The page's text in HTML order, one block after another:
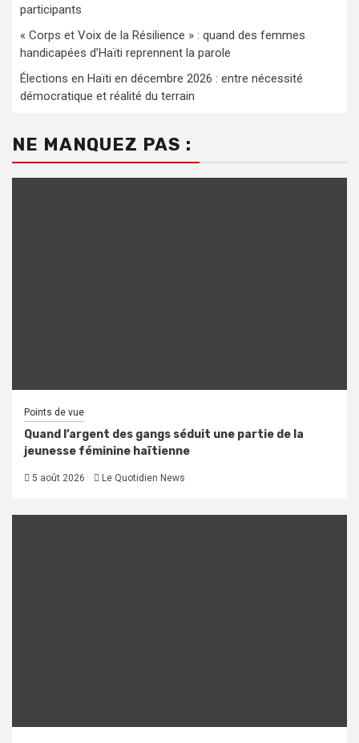
participants
« Corps et Voix de la Résilience » : quand des femmes
handicapées d’Haïti reprennent la parole
Élections en Haïti en décembre 2026 : entre nécessité
démocratique et réalité du terrain
NE MANQUEZ PAS :
Points de vue
Quand l’argent des gangs séduit une partie de la
jeunesse féminine haïtienne
5 août 2026 Le Quotidien News